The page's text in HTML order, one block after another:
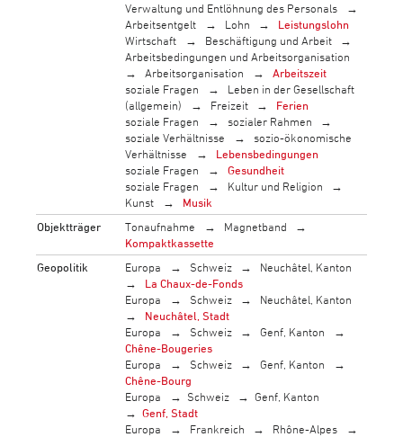
Verwaltung und Entlöhnung des Personals
Arbeitsentgelt
Lohn
Leistungslohn
Wirtschaft
Beschäftigung und Arbeit
Arbeitsbedingungen und Arbeitsorganisation
Arbeitsorganisation
Arbeitszeit
soziale Fragen
Leben in der Gesellschaft
(allgemein)
Freizeit
Ferien
soziale Fragen
sozialer Rahmen
soziale Verhältnisse
sozio-ökonomische
Verhältnisse
Lebensbedingungen
soziale Fragen
Gesundheit
soziale Fragen
Kultur und Religion
Kunst
Musik
Objektträger
Tonaufnahme
Magnetband
Kompaktkassette
Geopolitik
Europa Schweiz
Neuchâtel, Kanton
La Chaux-de-Fonds
Europa
Schweiz
Neuchâtel, Kanton
Neuchâtel, Stadt
Europa
Schweiz
Genf, Kanton
Chêne-Bougeries
Europa
Schweiz
Genf, Kanton
Chêne-Bourg
Europa
Schweiz
Genf, Kanton
Genf, Stadt
Europa
Frankreich
Rhône-Alpes